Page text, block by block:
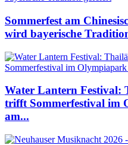
Sommerfest am
wird bayerische
Water Lantern Festival:
trifft Sommerfestival im
am...